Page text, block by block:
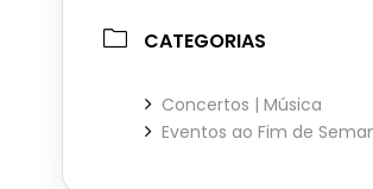
CATEGORIAS
Concertos | Música
Eventos ao Fim de